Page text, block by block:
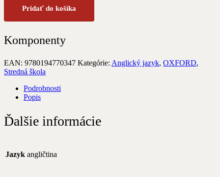
Pridať do košíka
Komponenty
EAN: 9780194770347 Kategórie: Anglický jazyk, OXFORD,
Stredná škola
Podrobnosti
Popis
Ďalšie informácie
Jazyk angličtina